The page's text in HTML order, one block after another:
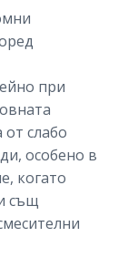
при
слабо
особено в
когато
същ